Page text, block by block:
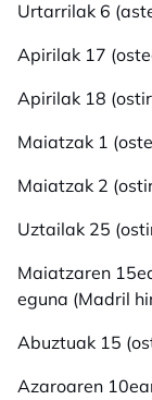
Urtarrilak 6
Apirilak 17
Apirilak 18
Maiatzak 1
Maiatzak 2
Uztailak 25
Maiatzaren
eguna (Madril
Abuztuak 15
Azaroaren